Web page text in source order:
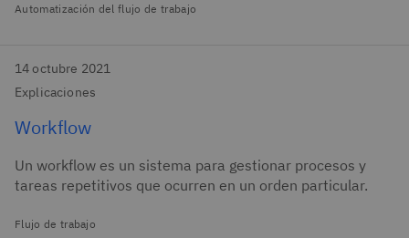
Automatización del flujo de trabajo
14 octubre 2021
Explicaciones
Workflow
Un workflow es un sistema para gestionar procesos y
tareas repetitivos que ocurren en un orden particular.
Flujo de trabajo